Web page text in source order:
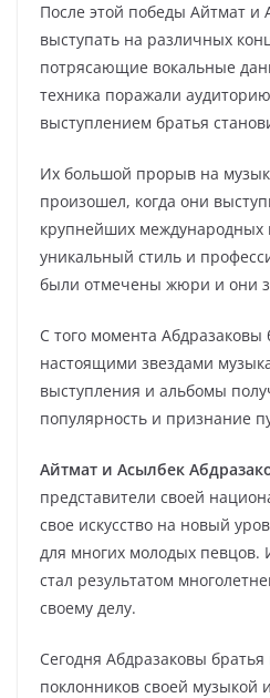
После этой победы Айтмат и
выступать на различных
потрясающие вокальные
техника поражали
выступлением братья
Их большой прорыв на
произошел, когда они
крупнейших международных
уникальный стиль и
были отмечены жюри и они
С того момента Абдразаковы
настоящими звездами
выступления и альбомы
популярность и признание
Айтмат и Асылбек
представители своей
свое искусство на новый
для многих молодых певцов.
стал результатом
своему делу.
Сегодня Абдразаковы
поклонников своей музыкой